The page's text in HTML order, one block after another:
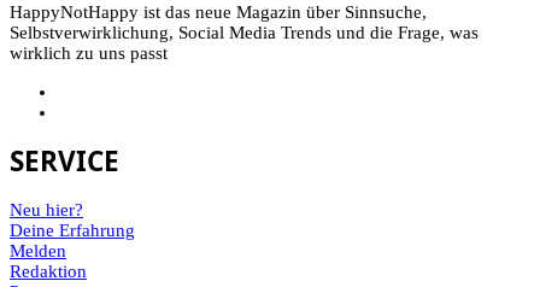
HappyNotHappy ist das neue Magazin über Sinnsuche,
Selbstverwirklichung, Social Media Trends und die Frage, was
wirklich zu uns passt
SERVICE
Neu hier?
Deine Erfahrung
Melden
Redaktion